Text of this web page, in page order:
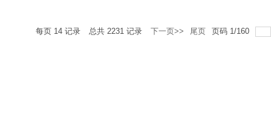
每页 14 记录 总共 2231 记录 下一页>> 尾页 页码 1/160